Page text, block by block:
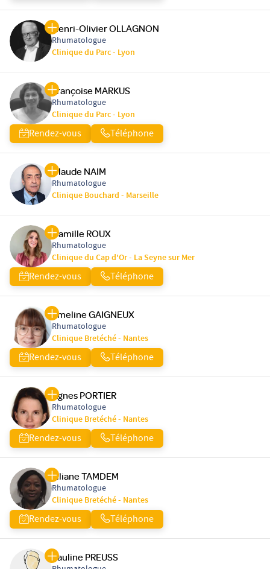
Henri-Olivier OLLAGNON
Rhumatologue
Clinique du Parc - Lyon
Françoise MARKUS
Rhumatologue
Clinique du Parc - Lyon
Rendez-vous Téléphone
Claude NAIM
Rhumatologue
Clinique Bouchard - Marseille
Camille ROUX
Rhumatologue
Clinique du Cap d'Or - La Seyne sur Mer
Rendez-vous Téléphone
Emeline GAIGNEUX
Rhumatologue
Clinique Bretéché - Nantes
Rendez-vous Téléphone
Agnes PORTIER
Rhumatologue
Clinique Bretéché - Nantes
Rendez-vous Téléphone
Liliane TAMDEM
Rhumatologue
Clinique Bretéché - Nantes
Rendez-vous Téléphone
Pauline PREUSS